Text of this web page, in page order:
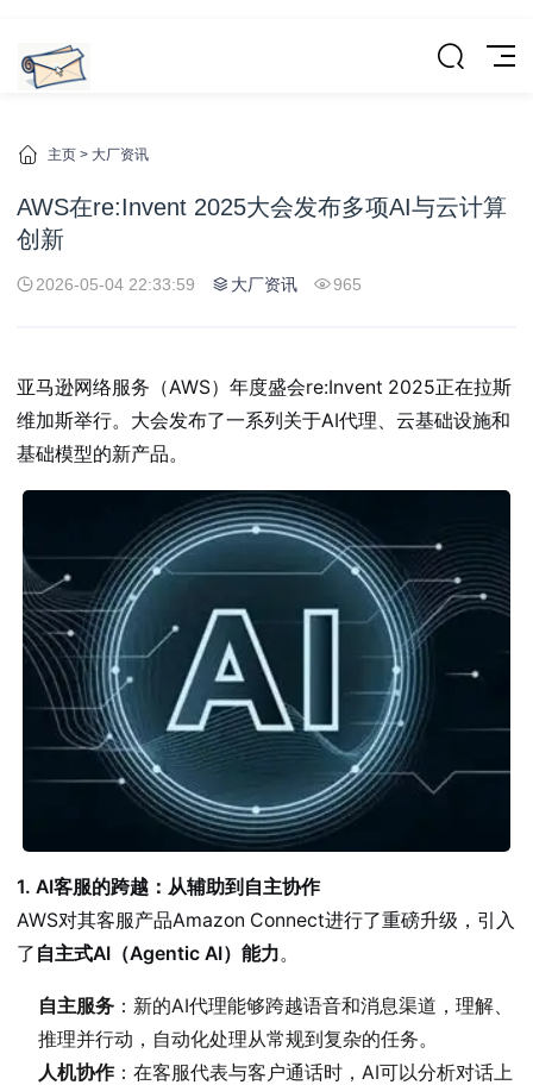
主页 > 大厂资讯
AWS在re:Invent 2025大会发布多项AI与云计算
创新
2026-05-04 22:33:59 大厂资讯 965
亚马逊网络服务（AWS）年度盛会re:Invent 2025正在拉斯
维加斯举行。大会发布了一系列关于AI代理、云基础设施和
基础模型的新产品。
1. AI客服的跨越：从辅助到自主协作
AWS对其客服产品Amazon Connect进行了重磅升级，引入
了 自主式AI（Agentic AI）能力。
自主服务 ：新的AI代理能够跨越语音和消息渠道，理解、
推理并行动，自动化处理从常规到复杂的任务。
人机协作：在客服代表与客户通话时，AI可以分析对话上